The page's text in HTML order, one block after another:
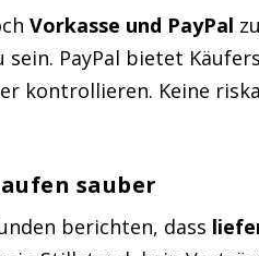
Vorkasse und PayPal
PayPal bietet
kontrollieren. Keine
sauber
berichten, dass